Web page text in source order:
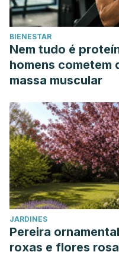
BIENESTAR
Nem tudo é
homens cometem
massa muscular
JARDINES
Pereira
roxas e flores